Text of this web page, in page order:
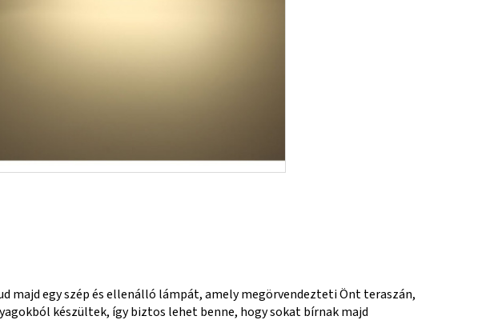
majd egy szép és ellenálló lámpát, amely megörvendezteti Önt teraszán,
készültek, így biztos lehet benne, hogy sokat bírnak majd